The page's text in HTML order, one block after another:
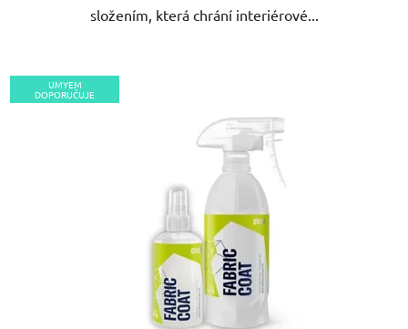
složením, která chrání interiérové...
UMYEM
DOPORUČUJE